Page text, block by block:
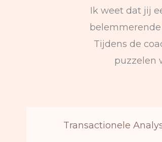
Ik weet dat jij
Tijdens de
puzzelen
Transactionele